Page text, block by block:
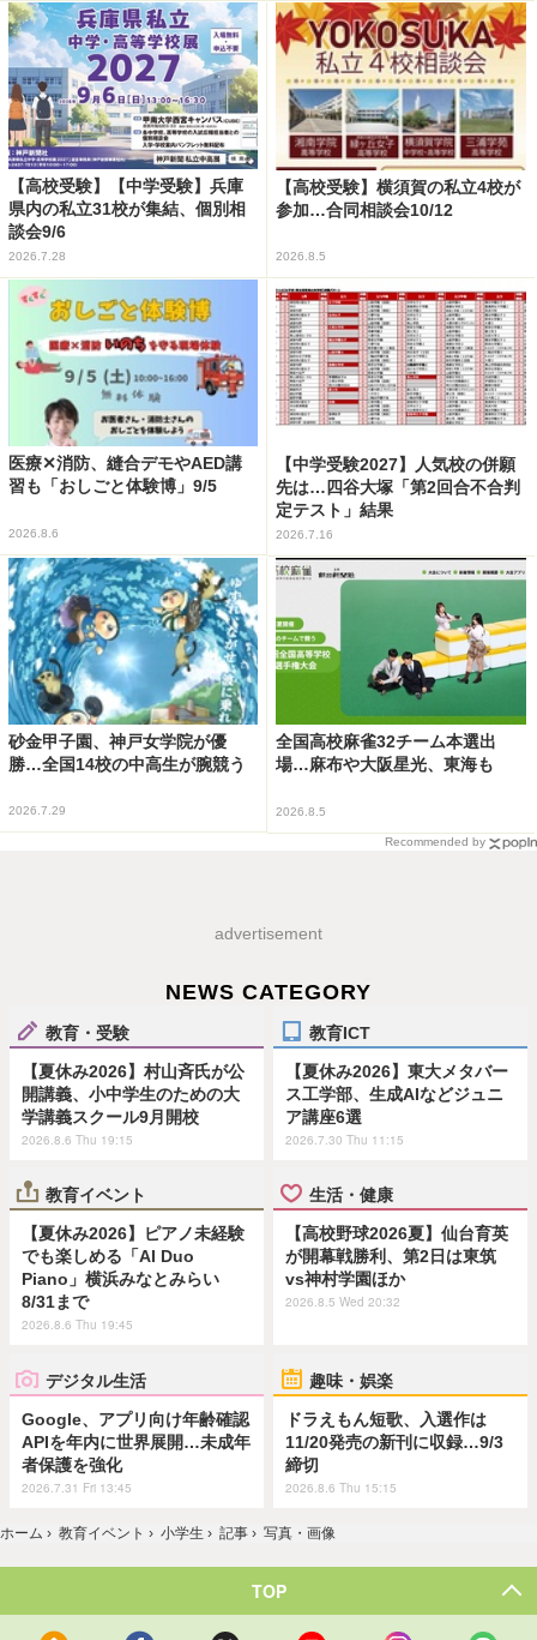
【高校受験】【中学受験】兵庫
県内の私立31校が集結、個別相
談会9/6
2026.7.28
【高校受験】横須賀の私立4校が
参加…合同相談会10/12
2026.8.5
医療✕消防、縫合デモやAED講
習も「おしごと体験博」9/5
2026.8.6
【中学受験2027】人気校の併願
先は…四谷大塚「第2回合不合判
定テスト」結果
2026.7.16
砂金甲子園、神戸女学院が優
勝…全国14校の中高生が腕競う
2026.7.29
全国高校麻雀32チーム本選出
場…麻布や大阪星光、東海も
2026.8.5
Recommended by
advertisement
NEWS CATEGORY
教育・受験
【夏休み2026】村山斉氏が公
開講義、小中学生のための大
学講義スクール9月開校
2026.8.6 Thu 19:15
教育ICT
【夏休み2026】東大メタバー
ス工学部、生成AIなどジュニ
ア講座6選
2026.7.30 Thu 11:15
教育イベント
【夏休み2026】ピアノ未経験
でも楽しめる「AI Duo
Piano」横浜みなとみらい
8/31まで
2026.8.6 Thu 19:45
生活・健康
【高校野球2026夏】仙台育英
が開幕戦勝利、第2日は東筑
vs神村学園ほか
2026.8.5 Wed 20:32
デジタル生活
Google、アプリ向け年齢確認
APIを年内に世界展開…未成年
者保護を強化
2026.7.31 Fri 13:45
趣味・娯楽
ドラえもん短歌、入選作は
11/20発売の新刊に収録…9/3
締切
2026.8.6 Thu 15:15
ホーム › 教育イベント › 小学生 › 記事 › 写真・画像
TOP